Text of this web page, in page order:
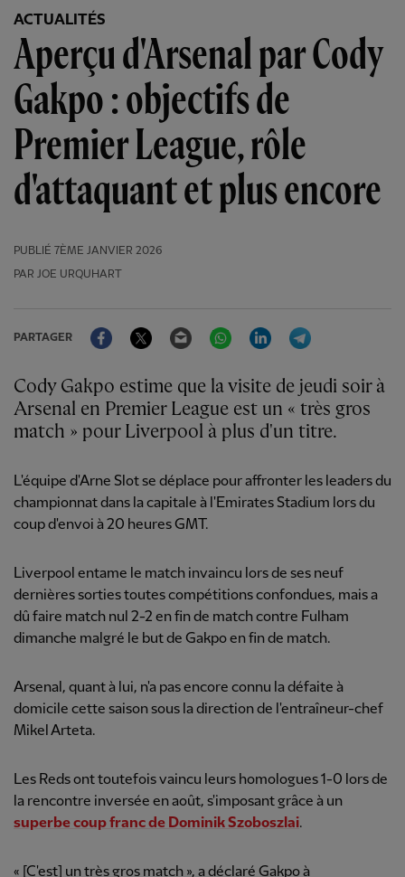
ACTUALITÉS
Aperçu d'Arsenal par Cody
Gakpo : objectifs de
Premier League, rôle
d'attaquant et plus encore
PUBLIÉ 7ÈME JANVIER 2026
PAR JOE URQUHART
PARTAGER
FacebookTwitter Email WhatsAppLinkedIn
Cody Gakpo estime que la visite de jeudi soir à
Arsenal en Premier League est un « très gros
match » pour Liverpool à plus d'un titre.
L'équipe d'Arne Slot se déplace pour affronter les leaders du
championnat dans la capitale à l'Emirates Stadium lors du
coup d'envoi à 20 heures GMT.
Liverpool entame le match invaincu lors de ses neuf
dernières sorties toutes compétitions confondues, mais a
dû faire match nul 2-2 en fin de match contre Fulham
dimanche malgré le but de Gakpo en fin de match.
Arsenal, quant à lui, n'a pas encore connu la défaite à
domicile cette saison sous la direction de l'entraîneur-chef
Mikel Arteta.
Les Reds ont toutefois vaincu leurs homologues 1-0 lors de
la rencontre inversée en août, s'imposant grâce à un
superbe coup franc de Dominik Szoboszlai.
« [C'est] un très gros match », a déclaré Gakpo à